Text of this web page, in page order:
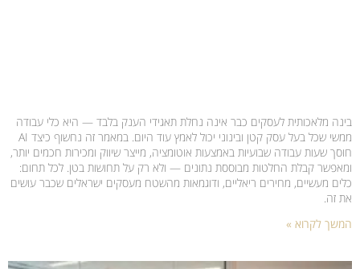
בינה מלאכותית לעסקים כבר אינה נחלת תאגידי הענק בלבד — היא כלי עבודה
ממשי שכל בעל עסק קטן ובינוני יכול לאמץ עוד היום. במאמר זה נחשוף כיצד AI
חוסך שעות עבודה שבועיות באמצעות אוטומציה, מייצר שיווק ומכירות חכמים יותר,
ומאפשר קבלת החלטות מבוססת נתונים — ולא רק על תחושות בטן. לכל תחום:
כלים מעשיים, מחירים ריאליים, ודוגמאות מהשטח מעסקים ישראלים שכבר עושים
את זה.
המשך לקרוא »